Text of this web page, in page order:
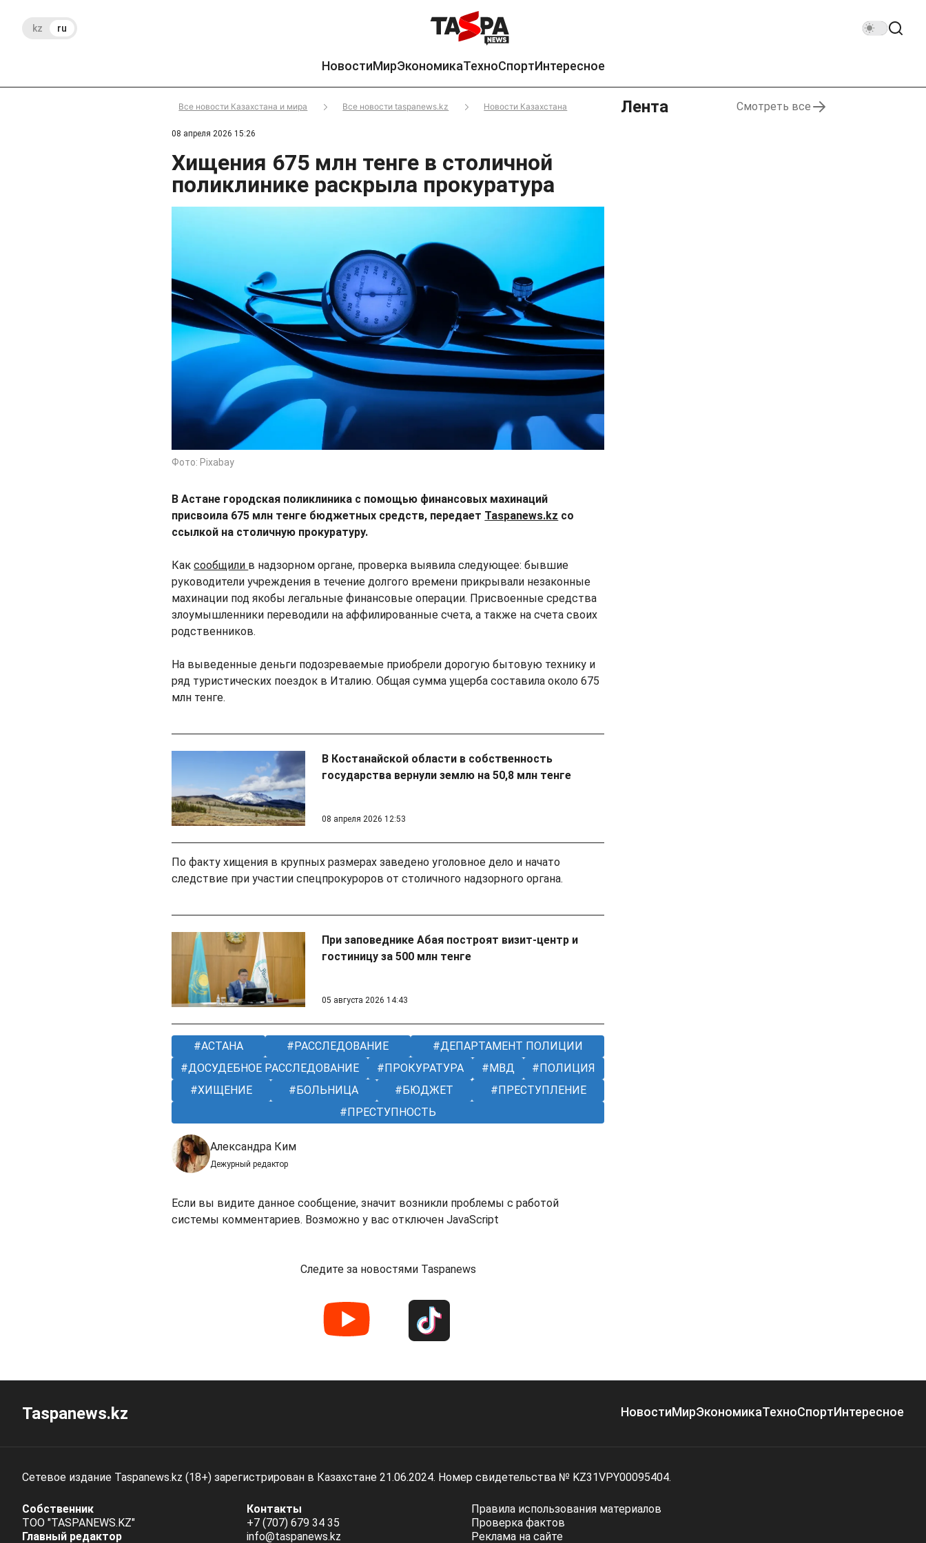
kz ru
НовостиМирЭкономикаТехноСпортИнтересное
Все новости Казахстана и мира Все новости taspanews.kz Новости Казахстана
08 апреля 2026 15:26
Хищения 675 млн тенге в столичной
поликлинике раскрыла прокуратура
Фото: Pixabay
В Астане городская поликлиника с помощью финансовых махинаций
присвоила 675 млн тенге бюджетных средств, передает Taspanews.kz со
ссылкой на столичную прокуратуру.
Каксообщили в надзорном органе, проверка выявила следующее: бывшие
руководители учреждения в течение долгого времени прикрывали незаконные
махинации под якобы легальные финансовые операции. Присвоенные средства
злоумышленники переводили на аффилированные счета, а также на счета своих
родственников.
На выведенные деньги подозреваемые приобрели дорогую бытовую технику и
ряд туристических поездок в Италию. Общая сумма ущерба составила около 675
млн тенге.
В Костанайской области в собственность
государства вернули землю на 50,8 млн тенге
08 апреля 2026 12:53
По факту хищения в крупных размерах заведено уголовное дело и начато
следствие при участии спецпрокуроров от столичного надзорного органа.
При заповеднике Абая построят визит-центр и
гостиницу за 500 млн тенге
05 августа 2026 14:43
АСТАНА РАССЛЕДОВАНИЕ
ДЕПАРТАМЕНТ ПОЛИЦИИ
ДОСУДЕБНОЕ РАССЛЕДОВАНИЕ
ПРОКУРАТУРА МВД
ПОЛИЦИЯ
ХИЩЕНИЕ
БОЛЬНИЦА БЮДЖЕТ
ПРЕСТУПЛЕНИЕ
ПРЕСТУПНОСТЬ
Александра Ким
Дежурный редактор
Если вы видите данное сообщение, значит возникли проблемы с работой
системы комментариев. Возможно у вас отключен JavaScript
Следите за новостями Taspanews
Лента Смотреть все
Taspanews.kz НовостиМирЭкономикаТехноСпортИнтересное
Сетевое издание Taspanews.kz (18+) зарегистрирован в Казахстане 21.06.2024. Номер свидетельства № KZ31VPY00095404.
Собственник
ТОО "TASPANEWS.KZ"
Главный редактор
Контакты
+7 (707) 679 34 35
info@taspanews.kz
Правила использования материалов
Проверка фактов
Реклама на сайте